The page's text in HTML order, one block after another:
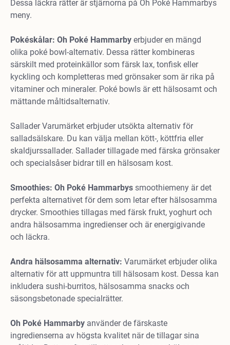
Dessa läckra rätter är stjärnorna på Oh Poké Hammarbys
meny.
Pokéskålar: Oh Poké Hammarby erbjuder en mängd
olika poké bowl-alternativ. Dessa rätter kombineras
särskilt med proteinkällor som färsk lax, tonfisk eller
kyckling och kompletteras med grönsaker som är rika på
vitaminer och mineraler. Poké bowls är ett hälsosamt och
mättande måltidsalternativ.
Sallader Varumärket erbjuder utsökta alternativ för
salladsälskare. Du kan välja mellan kött-, köttfria eller
skaldjurssallader. Sallader tillagade med färska grönsaker
och specialsåser bidrar till en hälsosam kost.
Smoothies: Oh Poké Hammarbys smoothiemeny är det
perfekta alternativet för dem som letar efter hälsosamma
drycker. Smoothies tillagas med färsk frukt, yoghurt och
andra hälsosamma ingredienser och är energigivande
och läckra.
Andra hälsosamma alternativ: Varumärket erbjuder olika
alternativ för att uppmuntra till hälsosam kost. Dessa kan
inkludera sushi-burritos, hälsosamma snacks och
säsongsbetonade specialrätter.
Oh Poké Hammarby använder de färskaste
ingredienserna av högsta kvalitet när de tillagar sina